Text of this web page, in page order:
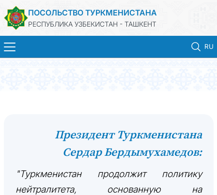
ПОСОЛЬСТВО ТУРКМЕНИСТАНА
РЕСПУБЛИКА УЗБЕКИСТАН - ТАШКЕНТ
RU
КОНСУЛЬСКИЕ УСЛУГИ
МИД
Президент Туркменистана
Сердар Бердымухамедов:
"Туркменистан продолжит политику
нейтралитета, основанную на